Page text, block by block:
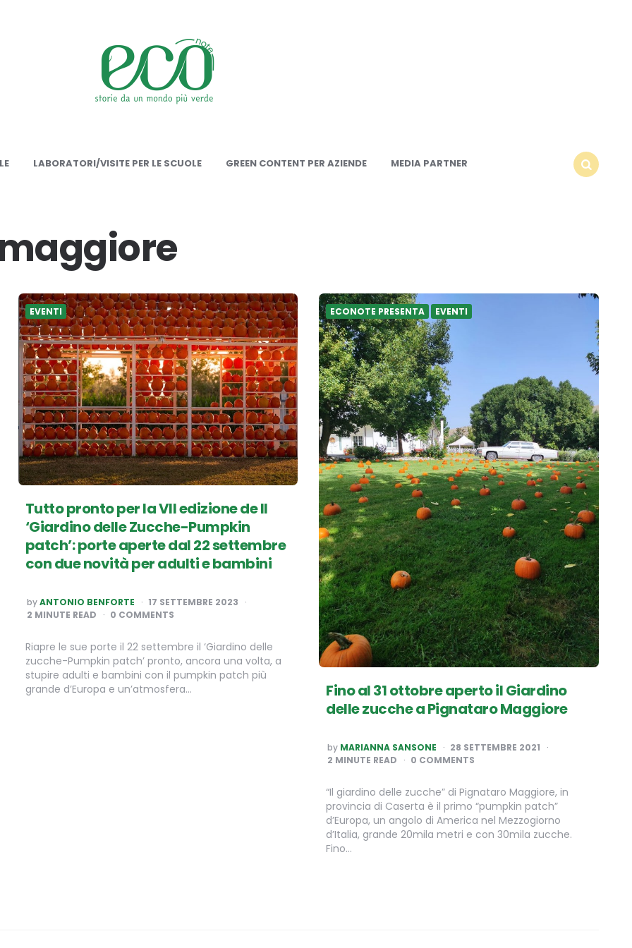
LABORATORI/VISITE PER LE SCUOLE GREEN CONTENT PER AZIENDE
MEDIA PARTNER
EVENTI
Tutto pronto per la VII edizione de Il
‘Giardino delle Zucche-Pumpkin
patch’: porte aperte dal 22 settembre
con due novità per adulti e bambini
POSTED
BY
byANTONIO BENFORTE
17 SETTEMBRE 2023
2 MINUTE READ 0 COMMENTS
Riapre le sue porte il 22 settembre il ‘Giardino delle
zucche-Pumpkin patch’ pronto, ancora una volta, a
stupire adulti e bambini con il pumpkin patch più
grande d’Europa e un’atmosfera…
ECONOTE PRESENTA EVENTI
Fino al 31 ottobre aperto il Giardino
delle zucche a Pignataro Maggiore
POSTED
BY
by MARIANNA SANSONE
28 SETTEMBRE 2021
2 MINUTE READ 0 COMMENTS
“Il giardino delle zucche” di Pignataro Maggiore, in
provincia di Caserta è il primo “pumpkin patch”
d’Europa, un angolo di America nel Mezzogiorno
d’Italia, grande 20mila metri e con 30mila zucche.
Fino…